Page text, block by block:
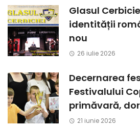
Glasul
identității
nou
26 iulie 2026
Decernarea
Festivalului
primăvară,
21 iunie 2026